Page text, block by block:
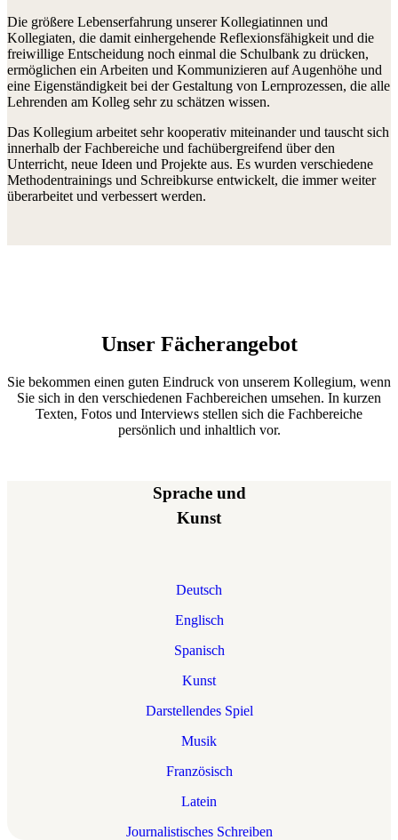
Die größere Lebenserfahrung unserer Kollegiatinnen und
Kollegiaten, die damit einhergehende Reflexionsfähigkeit und die
freiwillige Entscheidung noch einmal die Schulbank zu drücken,
ermöglichen ein Arbeiten und Kommunizieren auf Augenhöhe und
eine Eigenständigkeit bei der Gestaltung von Lernprozessen, die alle
Lehrenden am Kolleg sehr zu schätzen wissen.
Das Kollegium arbeitet sehr kooperativ miteinander und tauscht sich
innerhalb der Fachbereiche und fachübergreifend über den
Unterricht, neue Ideen und Projekte aus. Es wurden verschiedene
Methodentrainings und Schreibkurse entwickelt, die immer weiter
überarbeitet und verbessert werden.
Unser Fächerangebot
Sie bekommen einen guten Eindruck von unserem Kollegium, wenn
Sie sich in den verschiedenen Fachbereichen umsehen. In kurzen
Texten, Fotos und Interviews stellen sich die Fachbereiche
persönlich und inhaltlich vor.
Sprache und
Kunst
Deutsch
Englisch
Spanisch
Kunst
Darstellendes Spiel
Musik
Französisch
Latein
Journalistisches Schreiben